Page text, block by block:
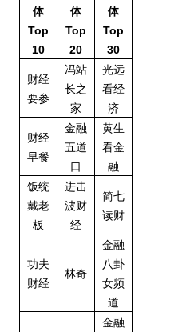
体
Top
10
体
Top
20
体
Top
30
财经
要参
冯站
长之
家
光远
看经
济
财经
早餐
金融
五道
口
黄生
看金
融
饭统
戴老
板
进击
波财
经
简七
读财
功夫
财经
林奇
金融
八卦
女频
道
金融